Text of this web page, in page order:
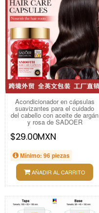
Acondicionador en cápsulas
suavizantes para el cuidado
del cabello con aceite de argán
y rosa de SADOER
$29.00MXN
Mínimo: 96 piezas
AÑADIR AL CARRITO